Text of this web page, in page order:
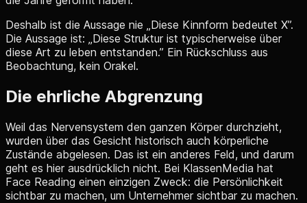
Deshalb ist die Aussage nie „Diese Kinnform bedeutet X”.
Die Aussage ist: „Diese Struktur ist typischerweise über
diese Art zu leben entstanden.” Ein Rückschluss aus
Beobachtung, kein Orakel.
Die ehrliche Abgrenzung
Weil das Nervensystem den ganzen Körper durchzieht,
wurden über das Gesicht historisch auch körperliche
Zustände abgelesen. Das ist ein anderes Feld, und darum
geht es hier ausdrücklich nicht. Bei KlassenMedia hat
Face Reading einen einzigen Zweck: die Persönlichkeit
sichtbar zu machen, um Unternehmer sichtbar zu machen.